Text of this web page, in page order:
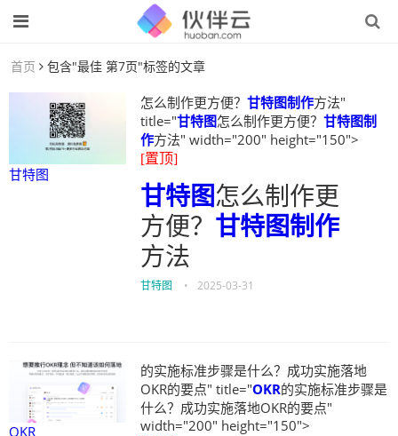
首页 包含"最佳 第7页"标签的文章
甘特图
怎么制作更方便？ 甘特图制作方法"
title="甘特图怎么制作更方便？ 甘特图制
作方法" width="200" height="150">
[置顶]
甘特图怎么制作更
方便？ 甘特图制作
方法
甘特图 • 2025-03-31
OKR
的实施标准步骤是什么？成功实施落地
OKR的要点" title="OKR的实施标准步骤是
什么？成功实施落地OKR的要点"
width="200" height="150">